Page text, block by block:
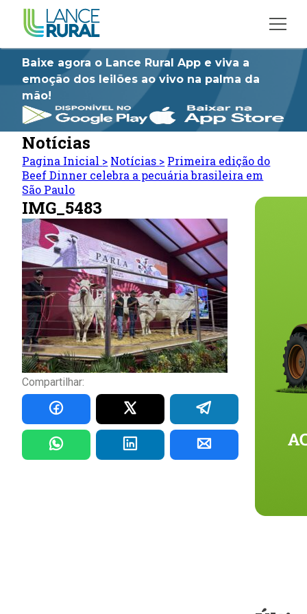
Baixe agora o Lance Rural App e viva a
emoção dos leilões ao vivo na palma da
mão!
Notícias
Pagina Inicial > Notícias > Primeira edição do
Beef Dinner celebra a pecuária brasileira em
São Paulo
IMG_5483
Compartilhar: